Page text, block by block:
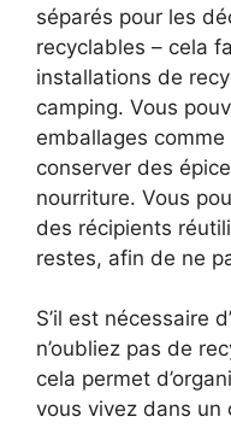
séparés pour les
recyclables – cela
installations de
camping. Vous
emballages
conserver des
nourriture. Vous
des récipients
restes, afin de ne
S’il est nécessaire
n’oubliez pas de
cela permet
vous vivez dans un